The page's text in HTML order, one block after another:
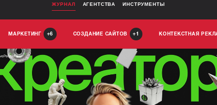
ЖУРНАЛ АГЕНТСТВА ИНСТРУМЕНТЫ
МАРКЕТИНГ 6 СОЗДАНИЕ САЙТОВ 1 КОНТЕКСТНАЯ